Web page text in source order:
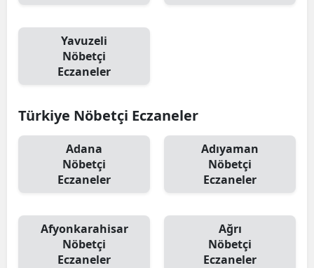
Yavuzeli
Nöbetçi
Eczaneler
Türkiye Nöbetçi Eczaneler
Adana
Nöbetçi
Eczaneler
Adıyaman
Nöbetçi
Eczaneler
Afyonkarahisar
Nöbetçi
Eczaneler
Ağrı
Nöbetçi
Eczaneler